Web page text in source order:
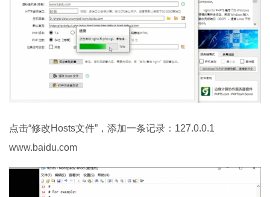
点击“修改Hosts文件”，添加一条记录：127.0.0.1
www.baidu.com